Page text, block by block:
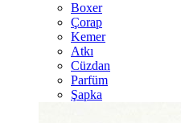
Boxer
Çorap
Kemer
Atkı
Cüzdan
Parfüm
Şapka